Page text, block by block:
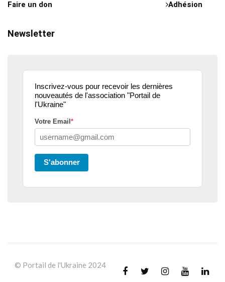
Adhésion
Faire un don
Newsletter
Inscrivez-vous pour recevoir les dernières
nouveautés de l'association "Portail de
l'Ukraine"
Votre Email *
S'abonner
© Portail de l'Ukraine 2024